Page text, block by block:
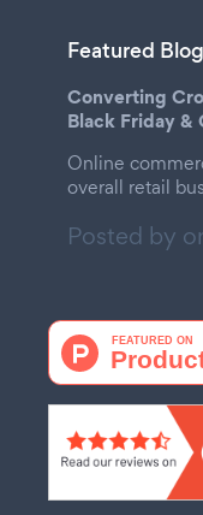
Featured
Converting
Black Friday &
Online
overall retail
Posted by